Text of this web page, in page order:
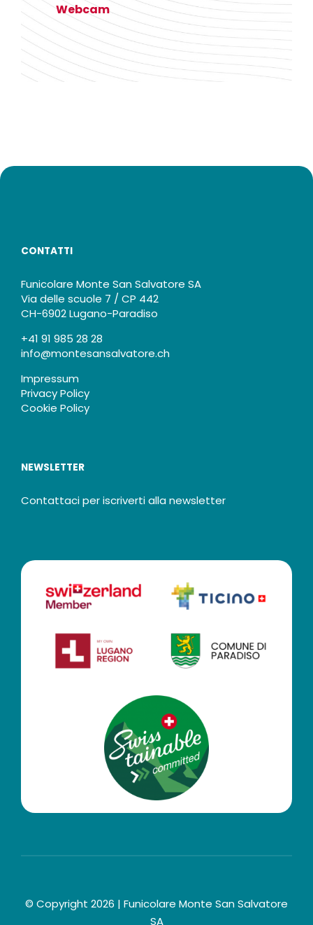
Webcam
CONTATTI
Funicolare Monte San Salvatore SA
Via delle scuole 7 / CP 442
CH-6902 Lugano-Paradiso
+41 91 985 28 28
info@montesansalvatore.ch
Impressum
Privacy Policy
Cookie Policy
NEWSLETTER
Contattaci per iscriverti alla newsletter
© Copyright 2026 | Funicolare Monte San Salvatore
SA